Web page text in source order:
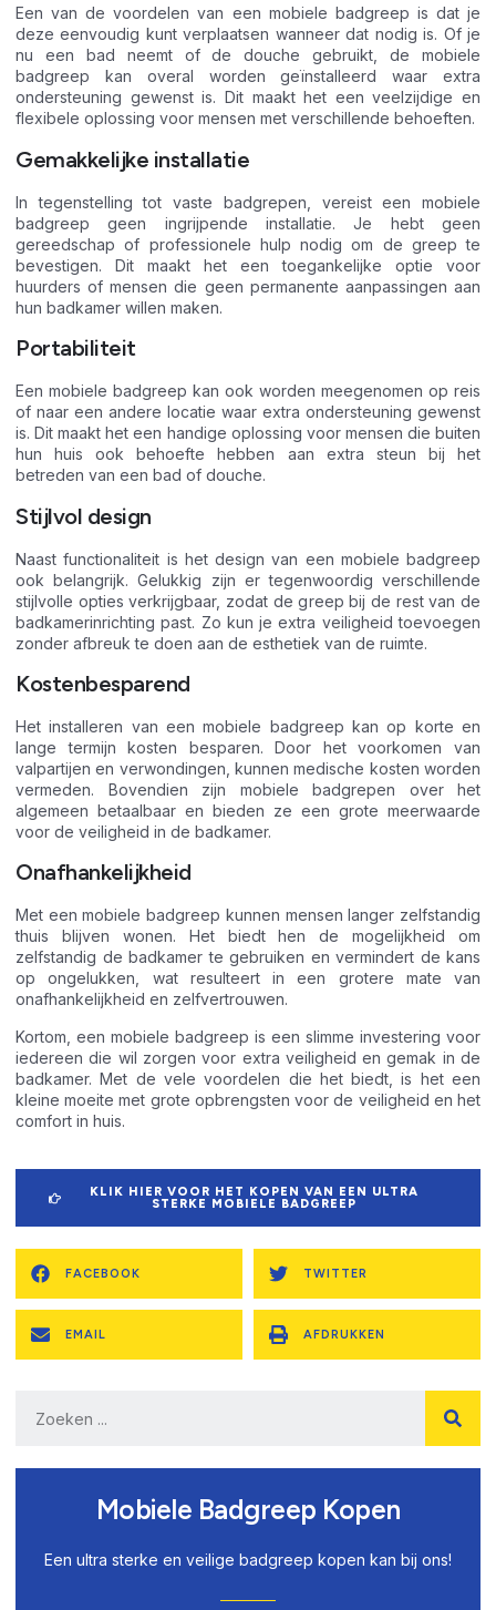
Een van de voordelen van een mobiele badgreep is dat je
deze eenvoudig kunt verplaatsen wanneer dat nodig is. Of je
nu een bad neemt of de douche gebruikt, de mobiele
badgreep kan overal worden geïnstalleerd waar extra
ondersteuning gewenst is. Dit maakt het een veelzijdige en
flexibele oplossing voor mensen met verschillende behoeften.
Gemakkelijke installatie
In tegenstelling tot vaste badgrepen, vereist een mobiele
badgreep geen ingrijpende installatie. Je hebt geen
gereedschap of professionele hulp nodig om de greep te
bevestigen. Dit maakt het een toegankelijke optie voor
huurders of mensen die geen permanente aanpassingen aan
hun badkamer willen maken.
Portabiliteit
Een mobiele badgreep kan ook worden meegenomen op reis
of naar een andere locatie waar extra ondersteuning gewenst
is. Dit maakt het een handige oplossing voor mensen die buiten
hun huis ook behoefte hebben aan extra steun bij het
betreden van een bad of douche.
Stijlvol design
Naast functionaliteit is het design van een mobiele badgreep
ook belangrijk. Gelukkig zijn er tegenwoordig verschillende
stijlvolle opties verkrijgbaar, zodat de greep bij de rest van de
badkamerinrichting past. Zo kun je extra veiligheid toevoegen
zonder afbreuk te doen aan de esthetiek van de ruimte.
Kostenbesparend
Het installeren van een mobiele badgreep kan op korte en
lange termijn kosten besparen. Door het voorkomen van
valpartijen en verwondingen, kunnen medische kosten worden
vermeden. Bovendien zijn mobiele badgrepen over het
algemeen betaalbaar en bieden ze een grote meerwaarde
voor de veiligheid in de badkamer.
Onafhankelijkheid
Met een mobiele badgreep kunnen mensen langer zelfstandig
thuis blijven wonen. Het biedt hen de mogelijkheid om
zelfstandig de badkamer te gebruiken en vermindert de kans
op ongelukken, wat resulteert in een grotere mate van
onafhankelijkheid en zelfvertrouwen.
Kortom, een mobiele badgreep is een slimme investering voor
iedereen die wil zorgen voor extra veiligheid en gemak in de
badkamer. Met de vele voordelen die het biedt, is het een
kleine moeite met grote opbrengsten voor de veiligheid en het
comfort in huis.
KLIK HIER VOOR HET KOPEN VAN EEN ULTRA
STERKE MOBIELE BADGREEP
FACEBOOK TWITTER
EMAIL AFDRUKKEN
Mobiele Badgreep Kopen
Een ultra sterke en veilige badgreep kopen kan bij ons!